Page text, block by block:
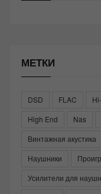
МЕТКИ
DSD FLAC
High End
Nas
Винтажная акустика
Наушники
Усилители для